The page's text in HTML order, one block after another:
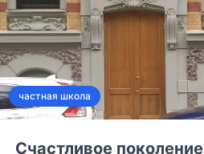
частная школа
Счастливое поколение